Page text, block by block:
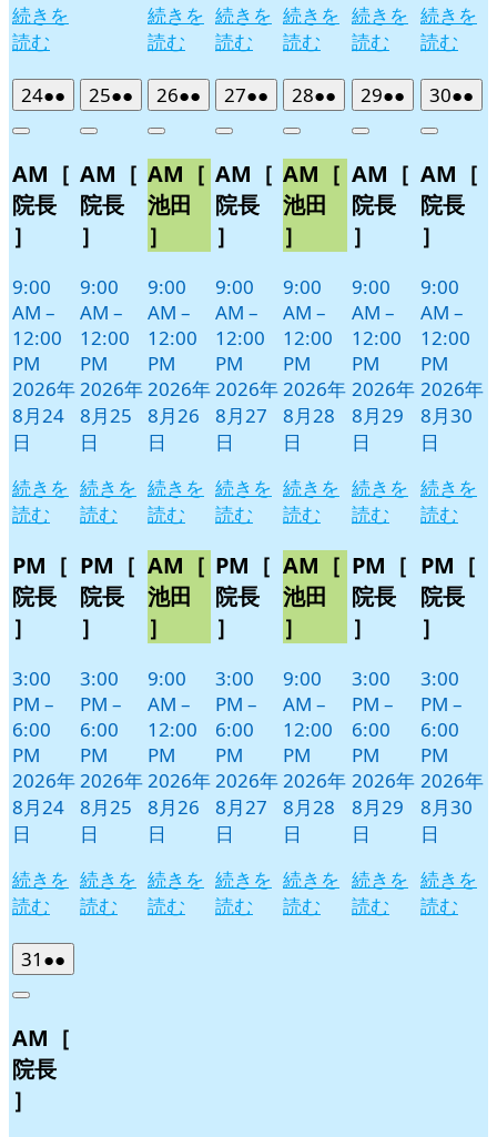
続きを
読む
続きを
読む
続きを
読む
続きを
読む
続きを
読む
続きを
読む
242026
年
月
24
日
●●
件
イ
ベ
ト)
Close
AM［
院長
］
9:00
AM –
12:00
PM
2026年
8月24
日
続きを
読む
PM［
院長
］
3:00
PM –
6:00
PM
2026年
8月24
日
続きを
読む
252026
年
月
25
日
●●
件
イ
ベ
ト)
Close
AM［
院長
］
9:00
AM –
12:00
PM
2026年
8月25
日
続きを
読む
PM［
院長
］
3:00
PM –
6:00
PM
2026年
8月25
日
続きを
読む
262026
年
月
26
日
●●
件
イ
ベ
ト)
Close
AM［
池田
］
9:00
AM –
12:00
PM
2026年
8月26
日
続きを
読む
AM［
池田
］
9:00
AM –
12:00
PM
2026年
8月26
日
続きを
読む
272026
年
月
27
日
●●
件
イ
ベ
ト)
Close
AM［
院長
］
9:00
AM –
12:00
PM
2026年
8月27
日
続きを
読む
PM［
院長
］
3:00
PM –
6:00
PM
2026年
8月27
日
続きを
読む
282026
年
月
28
日
●●
件
イ
ベ
ト)
Close
AM［
池田
］
9:00
AM –
12:00
PM
2026年
8月28
日
続きを
読む
AM［
池田
］
9:00
AM –
12:00
PM
2026年
8月28
日
続きを
読む
292026
年
月
29
日
●●
件
イ
ベ
ト)
Close
AM［
院長
］
9:00
AM –
12:00
PM
2026年
8月29
日
続きを
読む
PM［
院長
］
3:00
PM –
6:00
PM
2026年
8月29
日
続きを
読む
302026
年
月
30
日
●●
件
イ
Close
AM［
院長
］
9:00
AM –
12:00
PM
2026年
8月30
日
続きを
読む
PM［
院長
］
3:00
PM –
6:00
PM
2026年
8月30
日
続きを
読む
31 2026
年
月
31
日
●●
件
イ
Close
AM［
院長
］